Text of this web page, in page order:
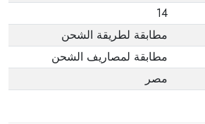
14
مطابقة لطريقة الشحن
مطابقة لمصاريف الشحن
مصر